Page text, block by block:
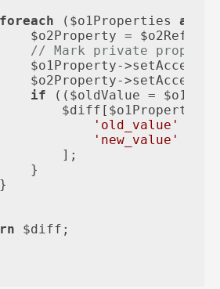
foreach ($o1Properties as
$o2Property =
// Mark private
$o1Property-
$o2Property-
if (($oldValue =
$diff[$o1Property-
'old_value'
'new_value'
];
}
$diff;